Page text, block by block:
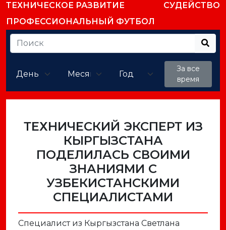
ТЕХНИЧЕСКОЕ РАЗВИТИЕ
СУДЕЙСТВО
ПРОФЕССИОНАЛЬНЫЙ ФУТБОЛ
За все
время
ТЕХНИЧЕСКИЙ ЭКСПЕРТ ИЗ
КЫРГЫЗСТАНА
ПОДЕЛИЛАСЬ СВОИМИ
ЗНАНИЯМИ С
УЗБЕКИСТАНСКИМИ
СПЕЦИАЛИСТАМИ
Специалист из Кыргызстана Светлана